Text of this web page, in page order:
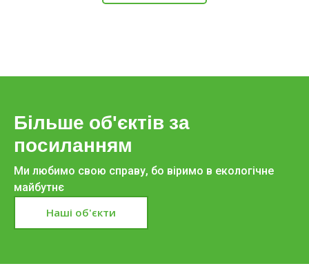
Більше об'єктів за
посиланням
Ми любимо свою справу, бо віримо в екологічне
майбутнє
Наші об'єкти